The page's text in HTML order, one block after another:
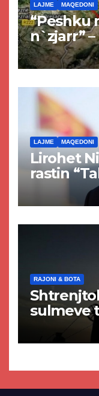
LAJME MAQEDONI
“Peshku
n`zjarr”
projekti i
Tetovës
LAJME MAQEDONI
Lirohet
rastin
akuzat
RAJONI & BOTA
sulmeve